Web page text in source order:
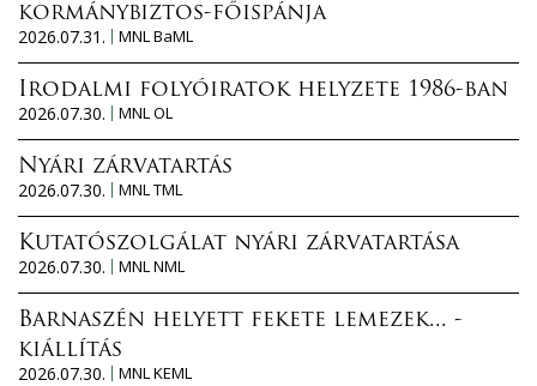
kormánybiztos-főispánja
2026.07.31.
MNL BaML
Irodalmi folyóiratok helyzete 1986-ban
2026.07.30.
MNL OL
Nyári zárvatartás
2026.07.30.
MNL TML
Kutatószolgálat nyári zárvatartása
2026.07.30.
MNL NML
Barnaszén helyett fekete lemezek... -
kiállítás
2026.07.30.
MNL KEML